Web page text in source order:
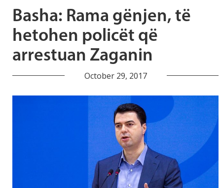
Basha: Rama gënjen, të
hetohen policët që
arrestuan Zaganin
October 29, 2017